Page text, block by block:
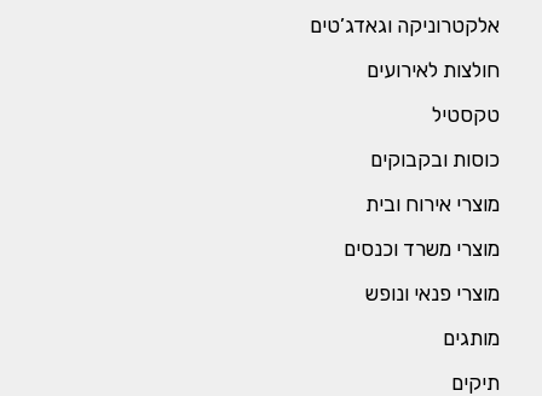
אלקטרוניקה וגאדג’טים
חולצות לאירועים
טקסטיל
כוסות ובקבוקים
מוצרי אירוח ובית
מוצרי משרד וכנסים
מוצרי פנאי ונופש
מותגים
תיקים